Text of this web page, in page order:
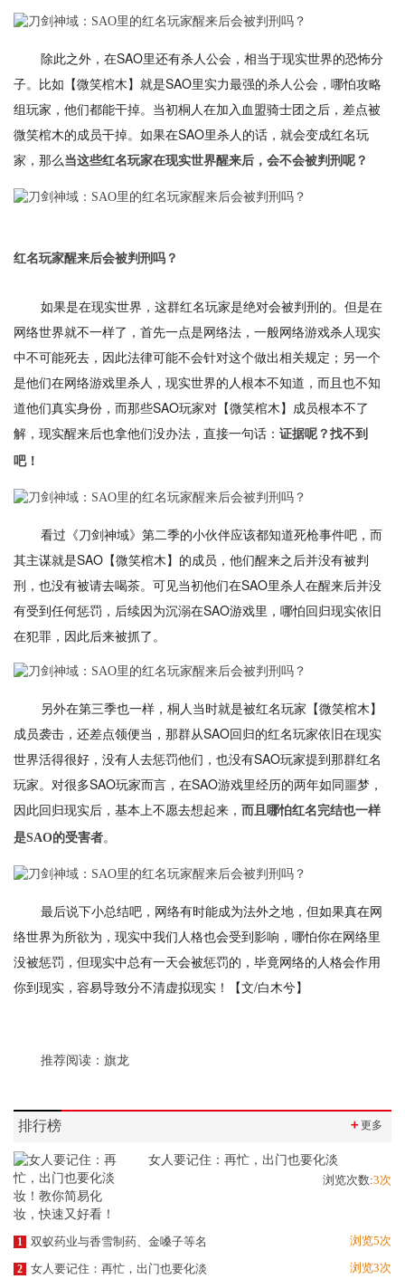
除此之外，在SAO里还有杀人公会，相当于现实世界的恐怖分
子。比如【微笑棺木】就是SAO里实力最强的杀人公会，哪怕攻略
组玩家，他们都能干掉。当初桐人在加入血盟骑士团之后，差点被
微笑棺木的成员干掉。如果在SAO里杀人的话，就会变成红名玩
家，那么当这些红名玩家在现实世界醒来后，会不会被判刑呢？
红名玩家醒来后会被判刑吗？
如果是在现实世界，这群红名玩家是绝对会被判刑的。但是在
网络世界就不一样了，首先一点是网络法，一般网络游戏杀人现实
中不可能死去，因此法律可能不会针对这个做出相关规定；另一个
是他们在网络游戏里杀人，现实世界的人根本不知道，而且也不知
道他们真实身份，而那些SAO玩家对【微笑棺木】成员根本不了
解，现实醒来后也拿他们没办法，直接一句话： 证据呢？找不到
吧！
看过《刀剑神域》第二季的小伙伴应该都知道死枪事件吧，而
其主谋就是SAO【微笑棺木】的成员，他们醒来之后并没有被判
刑，也没有被请去喝茶。可见当初他们在SAO里杀人在醒来后并没
有受到任何惩罚，后续因为沉溺在SAO游戏里，哪怕回归现实依旧
在犯罪，因此后来被抓了。
另外在第三季也一样，桐人当时就是被红名玩家【微笑棺木】
成员袭击，还差点领便当，那群从SAO回归的红名玩家依旧在现实
世界活得很好，没有人去惩罚他们，也没有SAO玩家提到那群红名
玩家。对很多SAO玩家而言，在SAO游戏里经历的两年如同噩梦，
因此回归现实后，基本上不愿去想起来， 而且哪怕红名完结也一样
是SAO的受害者。
最后说下小总结吧，网络有时能成为法外之地，但如果真在网
络世界为所欲为，现实中我们人格也会受到影响，哪怕你在网络里
没被惩罚，但现实中总有一天会被惩罚的，毕竟网络的人格会作用
你到现实，容易导致分不清虚拟现实！【文/白木兮】
推荐阅读： 旗龙
排行榜 ＋更多
女人要记住：再忙，出门也要化淡
浏览次数:3次
1 双蚁药业与香雪制药、金嗓子等名 浏览5次
2 女人要记住：再忙，出门也要化淡 浏览3次